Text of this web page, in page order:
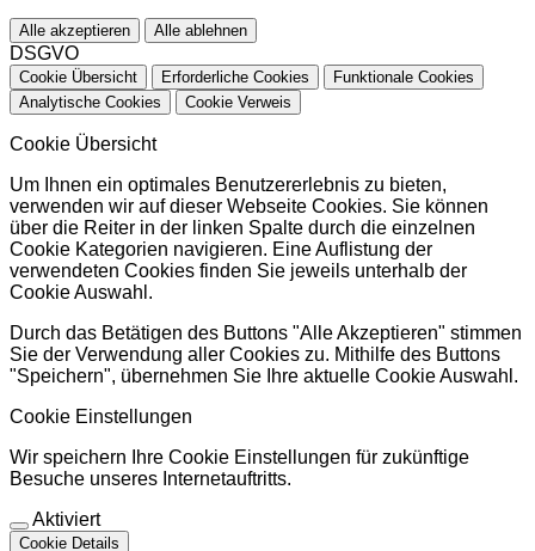
Alle akzeptieren Alle ablehnen
DSGVO
Cookie Übersicht Erforderliche Cookies
Funktionale Cookies
Analytische Cookies
Cookie Verweis
Cookie Übersicht
Um Ihnen ein optimales Benutzererlebnis zu bieten,
verwenden wir auf dieser Webseite Cookies. Sie können
über die Reiter in der linken Spalte durch die einzelnen
Cookie Kategorien navigieren. Eine Auflistung der
verwendeten Cookies finden Sie jeweils unterhalb der
Cookie Auswahl.
Durch das Betätigen des Buttons "Alle Akzeptieren" stimmen
Sie der Verwendung aller Cookies zu. Mithilfe des Buttons
"Speichern", übernehmen Sie Ihre aktuelle Cookie Auswahl.
Cookie Einstellungen
Wir speichern Ihre Cookie Einstellungen für zukünftige
Besuche unseres Internetauftritts.
Aktiviert
Cookie Details